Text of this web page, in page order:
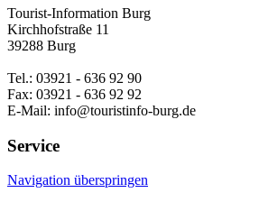
Tourist-Information Burg
Kirchhofstraße 11
39288 Burg
Tel.: 03921 - 636 92 90
Fax: 03921 - 636 92 92
E-Mail: info@touristinfo-burg.de
Service
Navigation überspringen